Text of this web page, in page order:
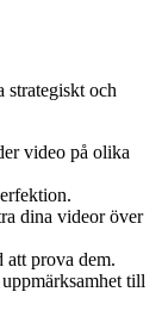
strategiskt och
video på olika
dina videor över
att prova dem.
till